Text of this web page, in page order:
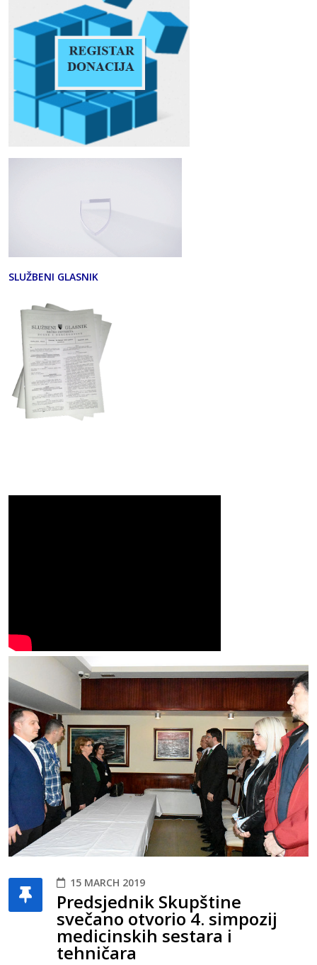
SLUŽBENI GLASNIK
15 MARCH 2019
Predsjednik Skupštine
svečano otvorio 4. simpozij
medicinskih sestara i
tehničara